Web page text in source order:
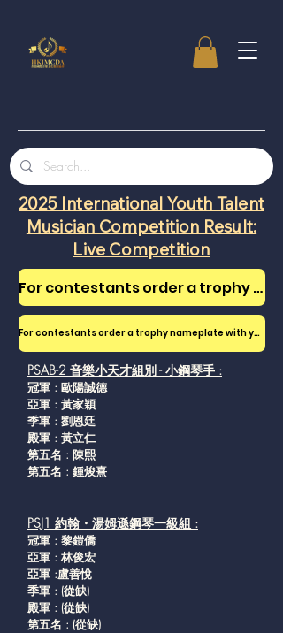
2025 International Youth Talent
Musician Competition Result:
Live Competition
For contestants order a trophy nameplate with your name
For contestants order a trophy nameplate with your name
PSAB-2 音樂小天才組別 - 小鋼琴手 :
冠軍 : 歐陽誠德
亞軍 : 黃家穎
季軍 : 劉恩廷
殿軍 : 黃立仁
第五名 : 陳熙
第五名 : 鍾焌熹
PSJ1 約翰・湯姆遜鋼琴一級組 :
冠軍 : 黎鎧僑
亞軍 : 林俊宏
亞軍 :盧善悅
季軍 : (從缺)
殿軍 : (從缺)
第五名 : (從缺)